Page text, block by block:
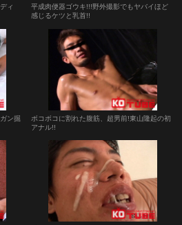
ィ
平成肉便器ゴウキ!!!野外撮影でもヤバイほど
感じるケツと乳首!!
ン掘
ボコボコに割れた腹筋、超男前!東山隆起の初
アナル!!